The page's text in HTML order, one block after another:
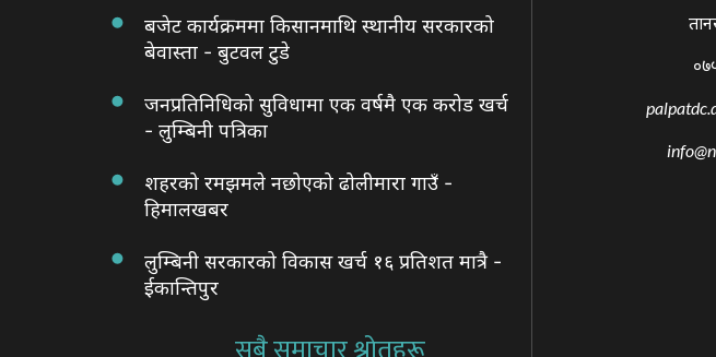
बजेट कार्यक्रममा किसानमाथि स्थानीय सरकारको
बेवास्ता - बुटवल टुडे
जनप्रतिनिधिको सुविधामा एक वर्षमै एक करोड खर्च
- लुम्बिनी पत्रिका
शहरको रमझमले नछोएको ढोलीमारा गाउँ -
हिमालखबर
लुम्बिनी सरकारको विकास खर्च १६ प्रतिशत मात्रै -
ईकान्तिपुर